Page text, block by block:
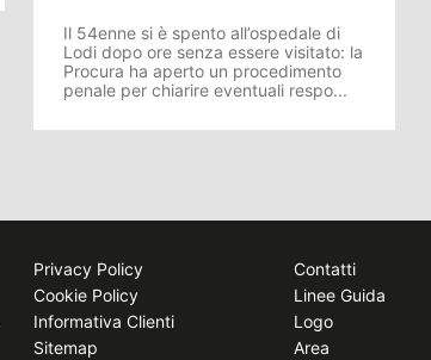
Il 54enne si è spento all’ospedale di
Lodi dopo ore senza essere visitato: la
Procura ha aperto un procedimento
penale per chiarire eventuali respo...
Privacy Policy
Cookie Policy
Informativa Clienti
Sitemap
Contatti
Linee Guida
Logo
Area